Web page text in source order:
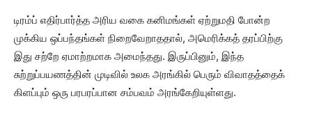
டிரம்ப் எதிர்பார்த்த அரிய வகை கனிமங்கள் ஏற்றுமதி போன்ற
முக்கிய ஒப்பந்தங்கள் நிறைவேறாததால், அமெரிக்கத் தரப்பிற்கு
இது சற்றே ஏமாற்றமாக அமைந்தது. இருப்பினும், இந்த
சுற்றுப்பயணத்தின் முடிவில் உலக அரங்கில் பெரும் விவாதத்தைக்
கிளப்பும் ஒரு பரபரப்பான சம்பவம் அரங்கேறியுள்ளது.